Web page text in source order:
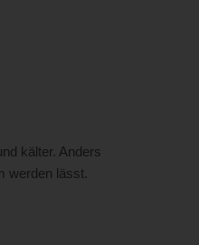
kälter. Anders
werden lässt.